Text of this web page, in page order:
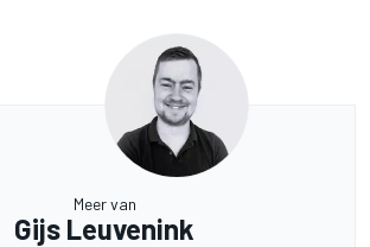
Meer van
Gijs Leuvenink